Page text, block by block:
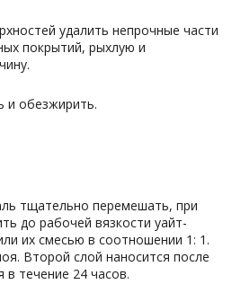
удалить непрочные части
покрытий, рыхлую и
и обезжирить.
тщательно перемешать, при
до рабочей вязкости уайт-
их смесью в соотношении 1: 1.
Второй слой наносится после
в течение 24 часов.